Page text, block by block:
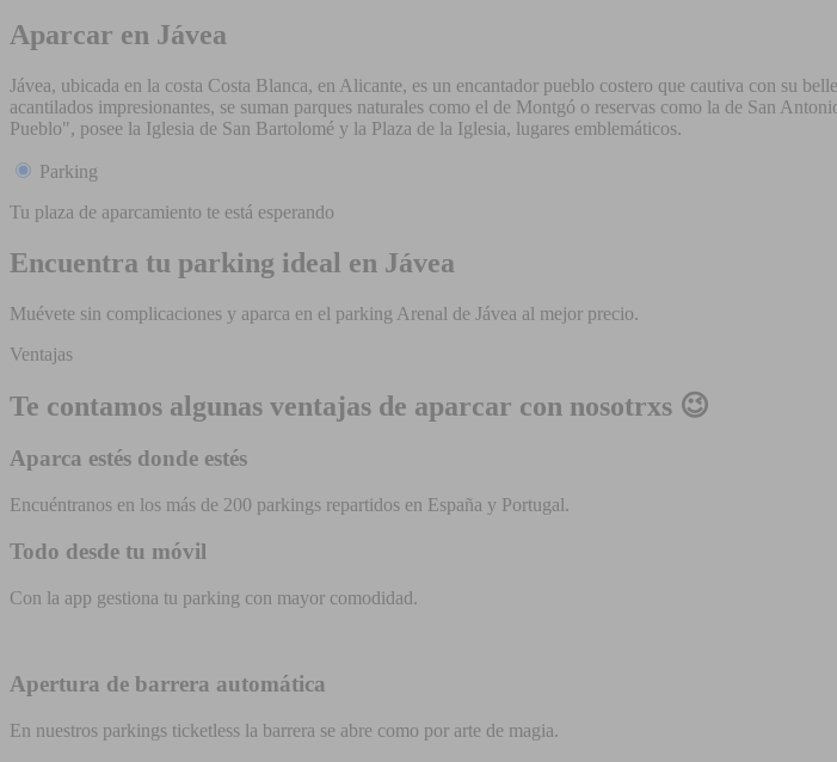
Aparcar en Jávea
Jávea, ubicada en la costa Costa Blanca, en Alicante, es un encantador pueblo costero que cautiva con su
acantilados impresionantes, se suman parques naturales como el de Montgó o reservas como la de San
Pueblo", posee la Iglesia de San Bartolomé y la Plaza de la Iglesia, lugares emblemáticos.
Parking
Tu plaza de aparcamiento te está esperando
Encuentra tu parking ideal en Jávea
Muévete sin complicaciones y aparca en el parking Arenal de Jávea al mejor precio.
Ventajas
Te contamos algunas ventajas de aparcar con nosotrxs 😉
Aparca estés donde estés
Encuéntranos en los más de 200 parkings repartidos en España y Portugal.
Todo desde tu móvil
Con la app gestiona tu parking con mayor comodidad.
Apertura de barrera automática
En nuestros parkings ticketless la barrera se abre como por arte de magia.